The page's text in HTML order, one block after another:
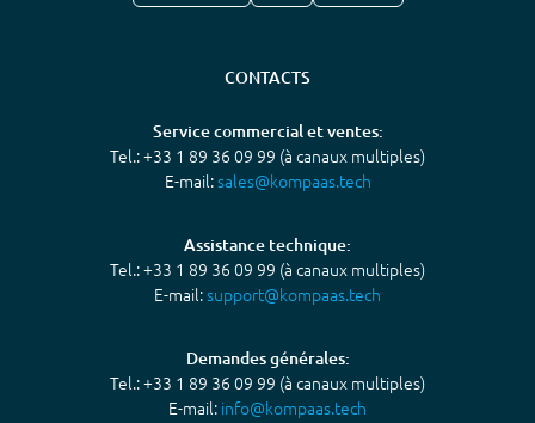
CONTACTS
Service commercial et ventes:
Tel.: +33 1 89 36 09 99 (à canaux multiples)
E-mail:sales@kompaas.tech
Assistance technique:
Tel.: +33 1 89 36 09 99 (à canaux multiples)
E-mail:support@kompaas.tech
Demandes générales:
Tel.: +33 1 89 36 09 99 (à canaux multiples)
E-mail: info@kompaas.tech